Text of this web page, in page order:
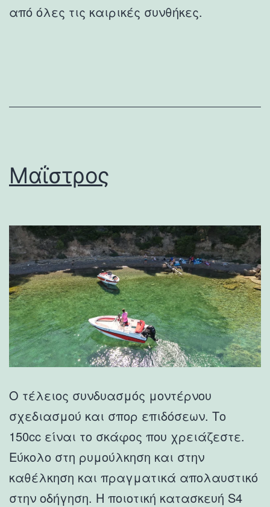
από όλες τις καιρικές συνθήκες.
Μαΐστρος
Ο τέλειος συνδυασμός μοντέρνου
σχεδιασμού και σπορ επιδόσεων. Το
150cc είναι το σκάφος που χρειάζεστε.
Εύκολο στη ρυμούλκηση και στην
καθέλκηση και πραγματικά απολαυστικό
στην οδήγηση. Η ποιοτική κατασκευή S4